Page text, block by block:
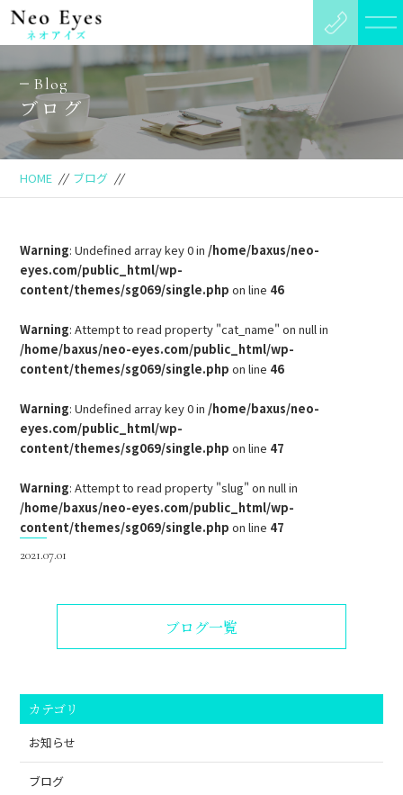
Blog
ブログ
HOME // ブログ //
Warning: Undefined array key 0 in /home/baxus/neo-
eyes.com/public_html/wp-
content/themes/sg069/single.php on line 46
Warning: Attempt to read property "cat_name" on null in
/home/baxus/neo-eyes.com/public_html/wp-
content/themes/sg069/single.php on line 46
Warning: Undefined array key 0 in /home/baxus/neo-
eyes.com/public_html/wp-
content/themes/sg069/single.php on line 47
Warning: Attempt to read property "slug" on null in
/home/baxus/neo-eyes.com/public_html/wp-
content/themes/sg069/single.php on line 47
2021.07.01
ブログ一覧
カテゴリ
お知らせ
ブログ